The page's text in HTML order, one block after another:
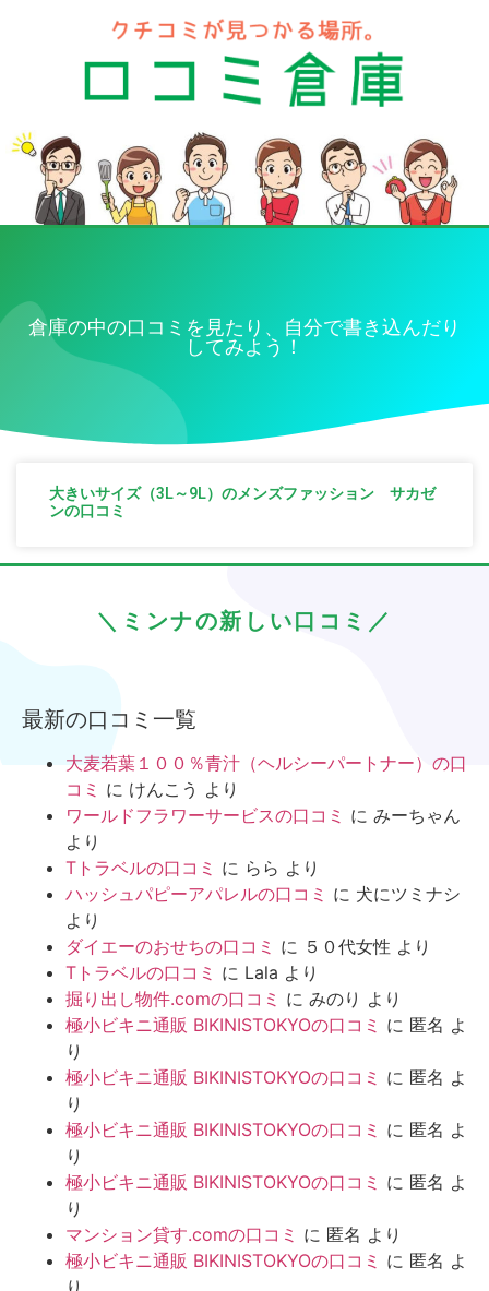
倉庫の中の口コミを見たり、自分で書き込んだり
してみよう！
大きいサイズ（3L～9L）のメンズファッション サカゼ
ンの口コミ
＼ミンナの新しい口コミ／
最新の口コミ一覧
大麦若葉１００％青汁（ヘルシーパートナー）の口
コミ に けんこう より
ワールドフラワーサービスの口コミ に みーちゃん
より
Tトラベルの口コミ に らら より
ハッシュパピーアパレルの口コミ に 犬にツミナシ
より
ダイエーのおせちの口コミ に ５０代女性 より
Tトラベルの口コミ に Lala より
掘り出し物件.comの口コミ に みのり より
極小ビキニ通販 BIKINISTOKYOの口コミ に 匿名 よ
り
極小ビキニ通販 BIKINISTOKYOの口コミ に 匿名 よ
り
極小ビキニ通販 BIKINISTOKYOの口コミ に 匿名 よ
り
極小ビキニ通販 BIKINISTOKYOの口コミ に 匿名 よ
り
マンション貸す.comの口コミ に 匿名 より
極小ビキニ通販 BIKINISTOKYOの口コミ に 匿名 よ